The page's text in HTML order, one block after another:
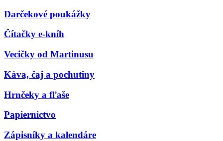
Darčekové poukážky
Čítačky e-kníh
Vecičky od Martinusu
Káva, čaj a pochutiny
Hrnčeky a fľaše
Papiernictvo
Zápisníky a kalendáre